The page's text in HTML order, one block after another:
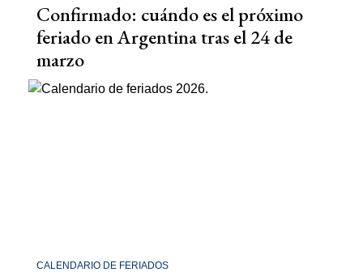
Confirmado: cuándo es el próximo
feriado en Argentina tras el 24 de
marzo
CALENDARIO DE FERIADOS